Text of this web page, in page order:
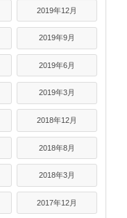
2019年12月
2019年9月
2019年6月
2019年3月
2018年12月
2018年8月
2018年3月
2017年12月